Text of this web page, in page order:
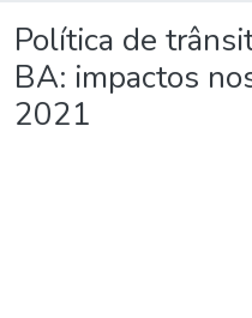
Política de
BA: impactos
2021